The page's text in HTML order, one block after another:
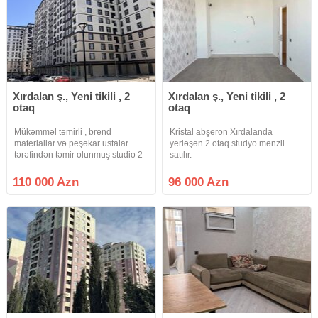
Xırdalan ş., Yeni tikili , 2
otaq
Mükəmməl təmirli , brend
materiallar və peşəkar ustalar
tərəfindən təmir olunmuş studio 2
110 000 Azn
Xırdalan ş., Yeni tikili , 2
otaq
Kristal abşeron Xırdalanda
yerləşən 2 otaq studyo mənzil
satılır.
96 000 Azn